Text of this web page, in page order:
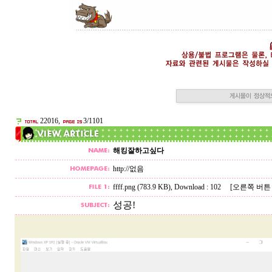
22016, 3/1101
해킹잘하고싶다
http://없음
ffff.png (783.9 KB), Download : 102 [오른쪽 버
성공!